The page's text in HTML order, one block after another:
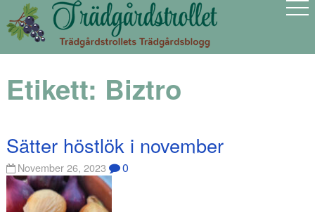
Etikett: Biztro
Sätter höstlök i november
November 26, 2023 0